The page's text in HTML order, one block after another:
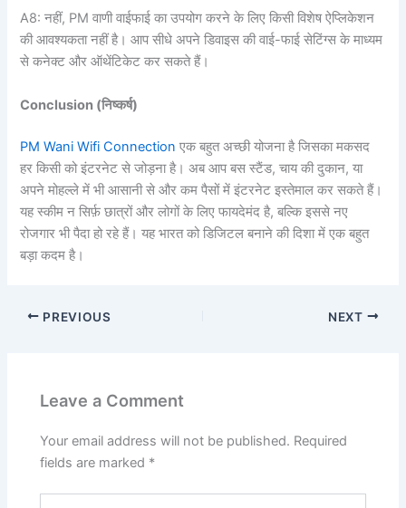
A8: नहीं, PM वाणी वाईफाई का उपयोग करने के लिए किसी विशेष ऐप्लिकेशन
की आवश्यकता नहीं है। आप सीधे अपने डिवाइस की वाई-फाई सेटिंग्स के माध्यम
से कनेक्ट और ऑथेंटिकेट कर सकते हैं।
Conclusion (निष्कर्ष)
PM Wani Wifi Connection एक बहुत अच्छी योजना है जिसका मकसद
हर किसी को इंटरनेट से जोड़ना है। अब आप बस स्टैंड, चाय की दुकान, या
अपने मोहल्ले में भी आसानी से और कम पैसों में इंटरनेट इस्तेमाल कर सकते हैं।
यह स्कीम न सिर्फ़ छात्रों और लोगों के लिए फायदेमंद है, बल्कि इससे नए
रोजगार भी पैदा हो रहे हैं। यह भारत को डिजिटल बनाने की दिशा में एक बहुत
बड़ा कदम है।
PREVIOUS NEXT
Leave a Comment
Your email address will not be published. Required
fields are marked *